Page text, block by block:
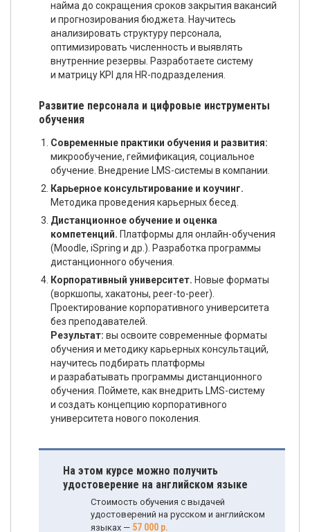
найма до сокращения сроков закрытия вакансий
и прогнозирования бюджета. Научитесь
анализировать структуру персонала,
оптимизировать численность и выявлять
внутренние резервы. Разработаете систему
и матрицу KPI для HR-подразделения.
Развитие персонала и цифровые инструменты
обучения
Современные практики обучения и развития:
микрообучение, геймификация, социальное
обучение. Внедрение LMS-системы в компании.
Карьерное консультирование и коучинг.
Методика проведения карьерных бесед.
Дистанционное обучение и оценка
компетенций. Платформы для онлайн-обучения
(Moodle, iSpring и др.). Разработка программы
дистанционного обучения.
Корпоративный университет. Новые форматы
(воркшопы, хакатоны, peer-to-peer).
Проектирование корпоративного университета
без преподавателей.
Результат: вы освоите современные форматы
обучения и методику карьерных консультаций,
научитесь подбирать платформы
и разрабатывать программы дистанционного
обучения. Поймете, как внедрить LMS-систему
и создать концепцию корпоративного
университета нового поколения.
На этом курсе можно получить
удостоверение на английском языке
Стоимость обучения с выдачей
удостоверений на русском и английском
языках — 57 000 р.